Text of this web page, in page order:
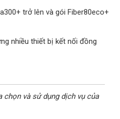
trở lên và gói Fiber80eco+
nhiều thiết bị kết nối đồng
chọn và sử dụng dịch vụ của